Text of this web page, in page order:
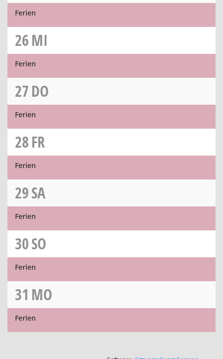
Ferien
26MI
Ferien
27DO
Ferien
28FR
Ferien
29SA
Ferien
30SO
Ferien
31 MO
Ferien